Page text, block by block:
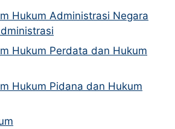
Hukum Administrasi Negara
Hukum Perdata dan Hukum
Hukum Pidana dan Hukum